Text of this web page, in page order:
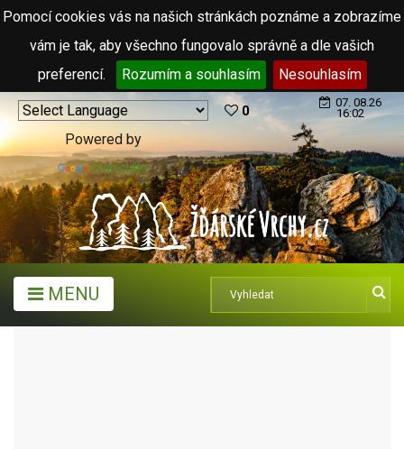
Pomocí cookies vás na našich stránkách poznáme a zobrazíme
vám je tak, aby všechno fungovalo správně a dle vašich
preferencí.
Rozumím a souhlasím Nesouhlasím
Powered by
Translate
0
07. 08.26
16:02
MENU